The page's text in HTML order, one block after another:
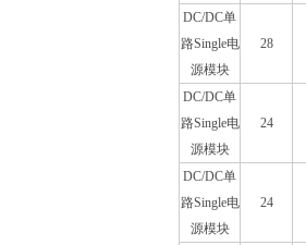
DC/DC单
路Single电
源模块
28
DC/DC单
路Single电
源模块
24
DC/DC单
路Single电
源模块
24